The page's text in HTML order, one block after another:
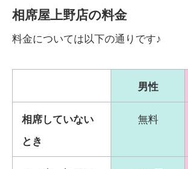
相席屋上野店の料金
料金については以下の通りです♪
男性
相席していない
とき
無料